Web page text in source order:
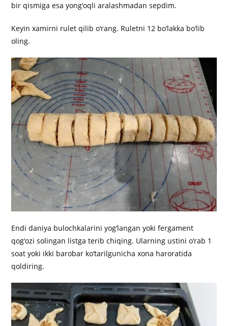
bir qismiga esa yong‘oqli aralashmadan sepdim.
Keyin xamirni rulet qilib o‘rang. Ruletni 12 bo‘lakka bo‘lib
oling.
Endi daniya bulochkalarini yog‘langan yoki fergament
qog‘ozi solingan listga terib chiqing. Ularning ustini o‘rab 1
soat yoki ikki barobar ko‘tarilgunicha xona haroratida
qoldiring.